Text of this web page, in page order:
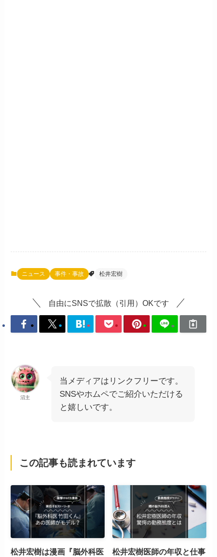
ニュース 事件・事故 松井宏樹
自由にSNSで拡散（引用）OKです
沼主
当メディアはリンクフリーです。
SNSやホムペでご紹介いただける
と嬉しいです。
この記事も読まれています
松井宏樹は漫画『脳外科医
松井宏樹医師の年収と仕事